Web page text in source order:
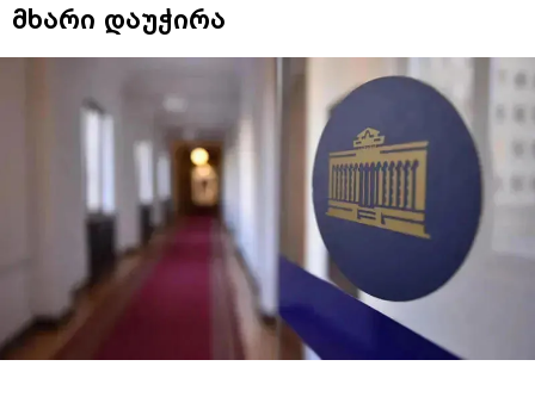
მხარი დაუჭირა